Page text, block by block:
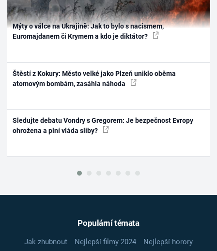
Mýty o válce na Ukrajině: Jak to bylo s nacismem,
Euromajdanem či Krymem a kdo je diktátor?
Štěstí z Kokury: Město velké jako Plzeň uniklo oběma
atomovým bombám, zasáhla náhoda
Sledujte debatu Vondry s Gregorem: Je bezpečnost Evropy
ohrožena a plní vláda sliby?
Populární témata
Jak zhubnout Nejlepší filmy 2024
Nejlepší horory